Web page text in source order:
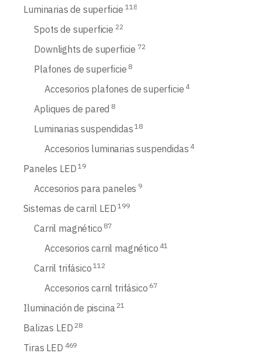
Luminarias de superficie 118
Spots de superficie 22
Downlights de superficie 72
Plafones de superficie 8
Accesorios plafones de superficie 4
Apliques de pared 8
Luminarias suspendidas 18
Accesorios luminarias suspendidas 4
Paneles LED 19
Accesorios para paneles 9
Sistemas de carril LED 199
Carril magnético 87
Accesorios carril magnético 41
Carril trifásico 112
Accesorios carril trifásico 67
Iluminación de piscina 21
Balizas LED 28
Tiras LED 469